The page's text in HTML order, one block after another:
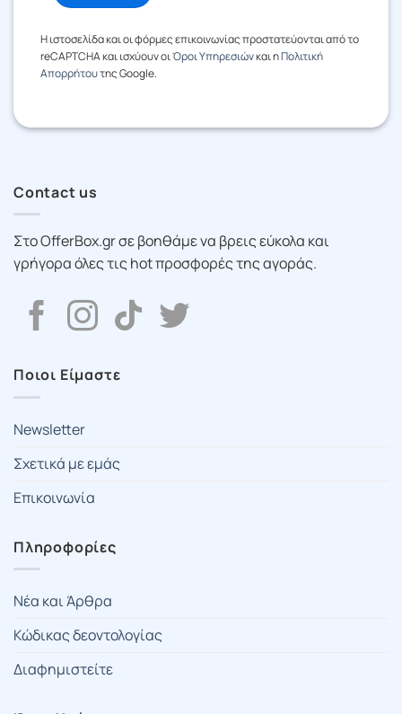
Η ιστοσελίδα και οι φόρμες επικοινωνίας προστατεύονται από το
reCAPTCHA και ισχύουν οιΌροι Υπηρεσιώνκαι ηΠολιτική
Απορρήτουτης Google.
Contact us
Στο OfferBox.gr σε βοηθάμε να βρεις εύκολα και
γρήγορα όλες τις hot προσφορές της αγοράς.
Ποιοι Είμαστε
Newsletter
Σχετικά με εμάς
Επικοινωνία
Πληροφορίες
Νέα και Άρθρα
Κώδικας δεοντολογίας
Διαφημιστείτε